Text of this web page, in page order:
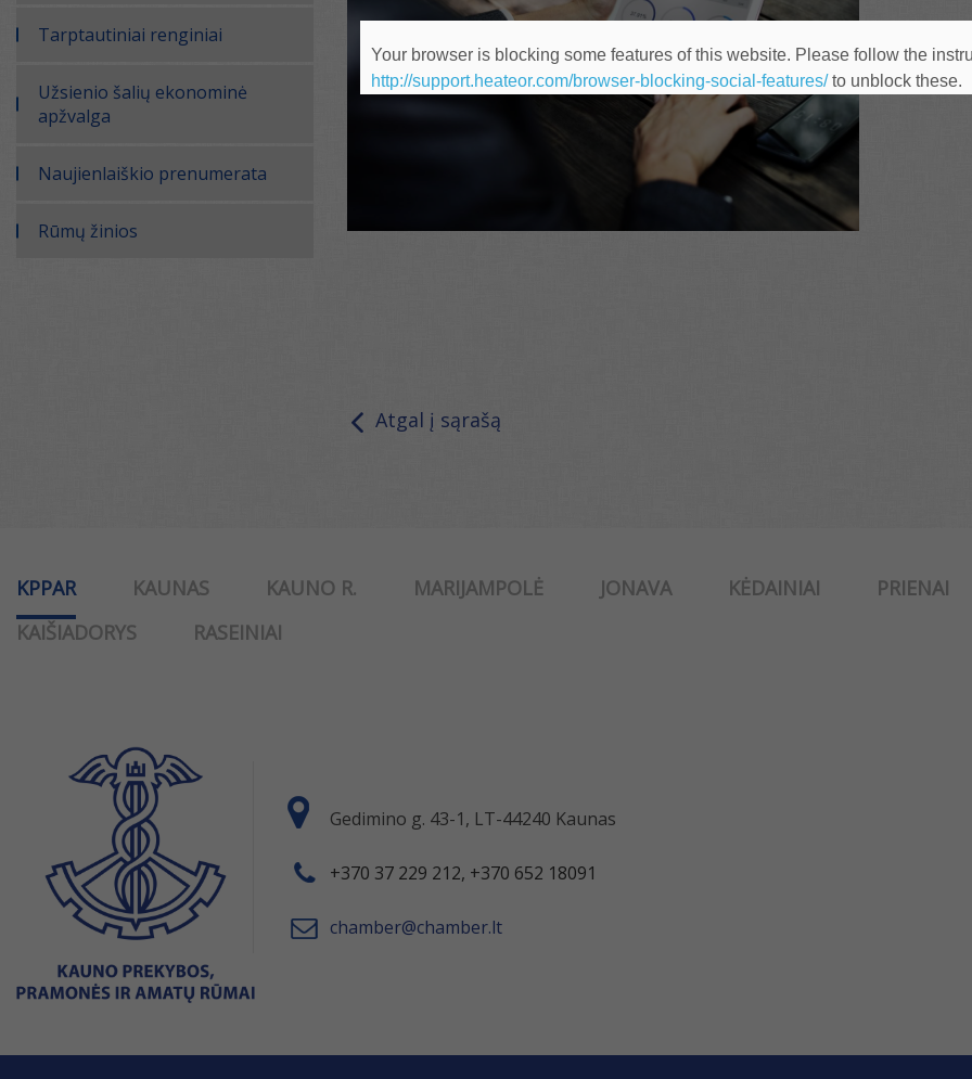
Tarptautiniai renginiai
Užsienio šalių ekonominė
apžvalga
Naujienlaiškio prenumerata
Rūmų žinios
Atgal į sąrašą
KPPAR KAUNAS KAUNO R. MARIJAMPOLĖ JONAVA KĖDAINIAI PRIENAI
KAIŠIADORYS
RASEINIAI
Gedimino g. 43-1, LT-44240 Kaunas
+370 37 229 212, +370 652 18091
chamber@chamber.lt
Your browser is blocking some features of this website. Please follow the
http://support.heateor.com/browser-blocking-social-features/to unblock these.